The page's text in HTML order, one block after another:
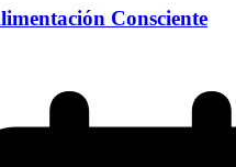
Consciente